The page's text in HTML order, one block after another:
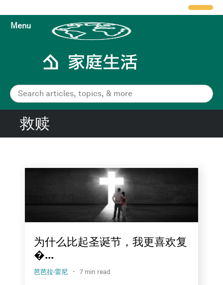
Menu
救赎
为什么比起圣诞节，我更喜欢复
�...
芭芭拉·雷尼 · 7 min read